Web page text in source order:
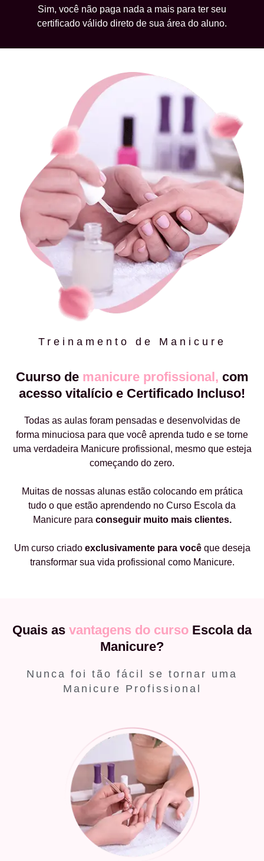
Sim, você não paga nada a mais para ter seu
certificado válido direto de sua área do aluno.
Treinamento de Manicure
Cuurso de manicure profissional, com
acesso vitalício e Certificado Incluso!
Todas as aulas foram pensadas e desenvolvidas de
forma minuciosa para que você aprenda tudo e se torne
uma verdadeira Manicure profissional, mesmo que esteja
começando do zero.
Muitas de nossas alunas estão colocando em prática
tudo o que estão aprendendo no Curso Escola da
Manicure para conseguir muito mais clientes.
Um curso criado exclusivamente para vocêque deseja
transformar sua vida profissional como Manicure.
Quais as vantagens do curso Escola da
Manicure?
Nunca foi tão fácil se tornar uma
Manicure Profissional